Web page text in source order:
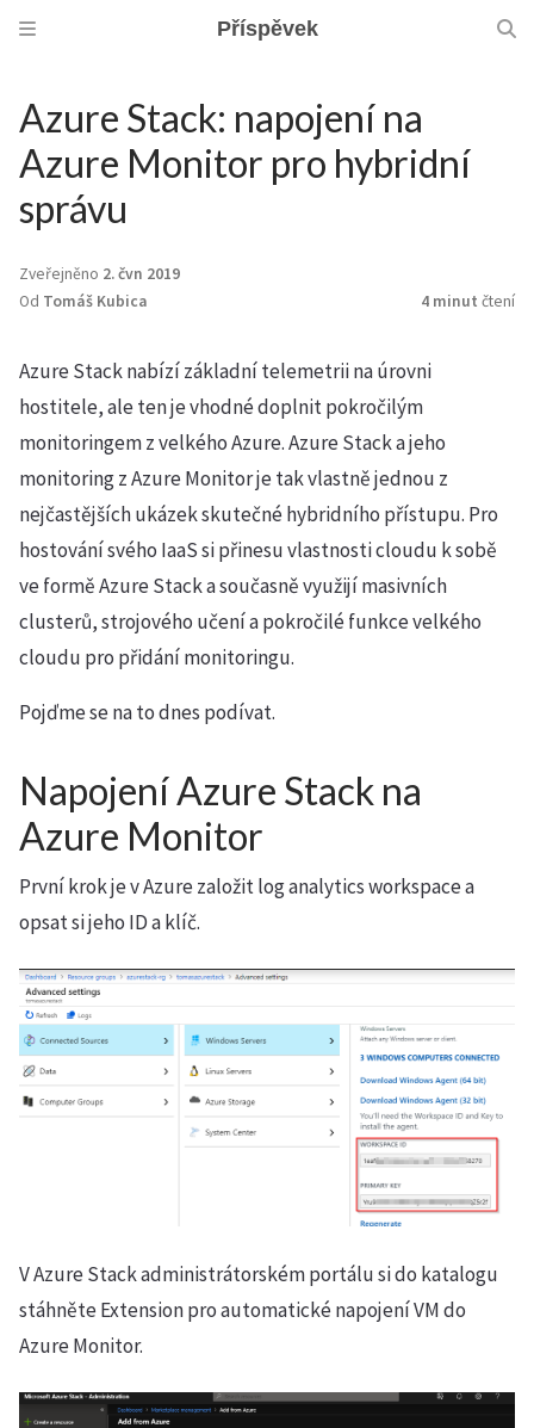
Příspěvek
Azure Stack: napojení na
Azure Monitor pro hybridní
správu
Zveřejněno 2. čvn 2019
Od Tomáš Kubica 4 minut čtení
Azure Stack nabízí základní telemetrii na úrovni
hostitele, ale ten je vhodné doplnit pokročilým
monitoringem z velkého Azure. Azure Stack a jeho
monitoring z Azure Monitor je tak vlastně jednou z
nejčastějších ukázek skutečné hybridního přístupu. Pro
hostování svého IaaS si přinesu vlastnosti cloudu k sobě
ve formě Azure Stack a současně využijí masivních
clusterů, strojového učení a pokročilé funkce velkého
cloudu pro přidání monitoringu.
Pojďme se na to dnes podívat.
Napojení Azure Stack na
Azure Monitor
První krok je v Azure založit log analytics workspace a
opsat si jeho ID a klíč.
V Azure Stack administrátorském portálu si do katalogu
stáhněte Extension pro automatické napojení VM do
Azure Monitor.